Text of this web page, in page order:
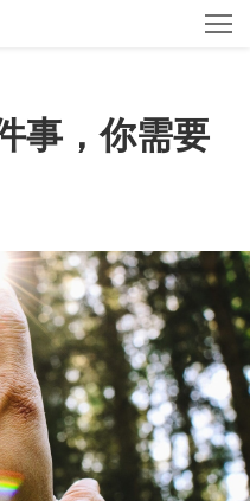
事，你需要